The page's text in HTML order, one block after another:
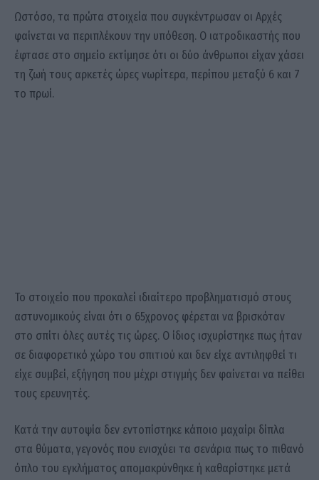
Ωστόσο, τα πρώτα στοιχεία που συγκέντρωσαν οι Αρχές
φαίνεται να περιπλέκουν την υπόθεση. Ο ιατροδικαστής που
έφτασε στο σημείο εκτίμησε ότι οι δύο άνθρωποι είχαν χάσει
τη ζωή τους αρκετές ώρες νωρίτερα, περίπου μεταξύ 6 και 7
το πρωί.
Το στοιχείο που προκαλεί ιδιαίτερο προβληματισμό στους
αστυνομικούς είναι ότι ο 65χρονος φέρεται να βρισκόταν
στο σπίτι όλες αυτές τις ώρες. Ο ίδιος ισχυρίστηκε πως ήταν
σε διαφορετικό χώρο του σπιτιού και δεν είχε αντιληφθεί τι
είχε συμβεί, εξήγηση που μέχρι στιγμής δεν φαίνεται να πείθει
τους ερευνητές.
Κατά την αυτοψία δεν εντοπίστηκε κάποιο μαχαίρι δίπλα
στα θύματα, γεγονός που ενισχύει τα σενάρια πως το πιθανό
όπλο του εγκλήματος απομακρύνθηκε ή καθαρίστηκε μετά